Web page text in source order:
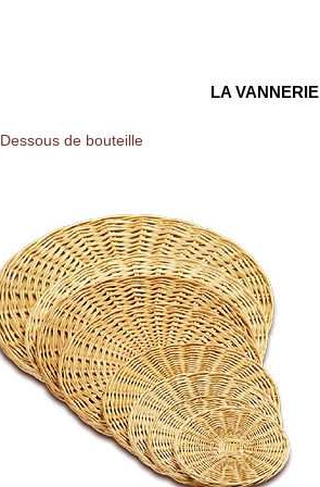
LA VANNERIE
Dessous de bouteille